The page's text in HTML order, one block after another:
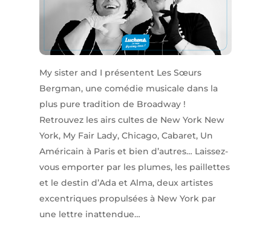
My sister and I présentent Les Sœurs
Bergman, une comédie musicale dans la
plus pure tradition de Broadway !
Retrouvez les airs cultes de New York New
York, My Fair Lady, Chicago, Cabaret, Un
Américain à Paris et bien d’autres… Laissez-
vous emporter par les plumes, les paillettes
et le destin d’Ada et Alma, deux artistes
excentriques propulsées à New York par
une lettre inattendue…